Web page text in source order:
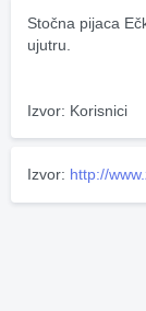
Stočna pijaca
ujutru.
Izvor: Korisnici
Izvor: http://